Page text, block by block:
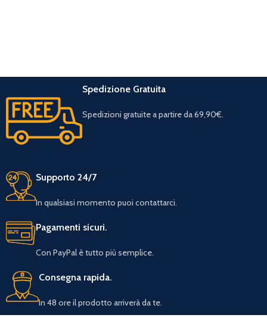
Spedizione Gratuita
Spedizioni gratuite a partire da 69,90€.
Supporto 24/7
In qualsiasi momento puoi contattarci.
Pagamenti sicuri.
Con PayPal è tutto più semplice.
Consegna rapida.
In 48 ore il prodotto arriverà da te.